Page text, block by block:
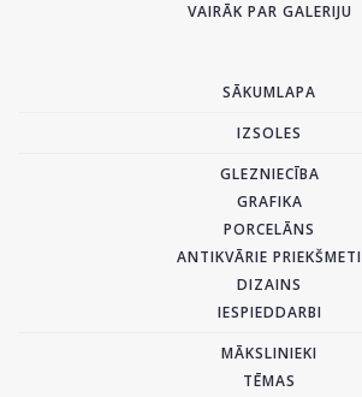
VAIRĀK PAR GALERIJU
SĀKUMLAPA
IZSOLES
GLEZNIECĪBA
GRAFIKA
PORCELĀNS
ANTIKVĀRIE PRIEKŠMETI
DIZAINS
IESPIEDDARBI
MĀKSLINIEKI
TĒMAS